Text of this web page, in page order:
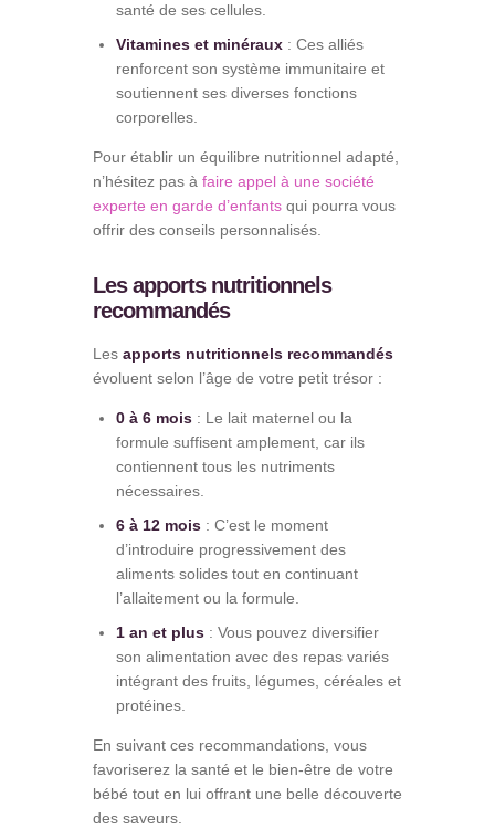
santé de ses cellules.
Vitamines et minéraux : Ces alliés
renforcent son système immunitaire et
soutiennent ses diverses fonctions
corporelles.
Pour établir un équilibre nutritionnel adapté,
n’hésitez pas à faire appel à une société
experte en garde d’enfants qui pourra vous
offrir des conseils personnalisés.
Les apports nutritionnels
recommandés
Les apports nutritionnels recommandés
évoluent selon l’âge de votre petit trésor :
0 à 6 mois : Le lait maternel ou la
formule suffisent amplement, car ils
contiennent tous les nutriments
nécessaires.
6 à 12 mois : C’est le moment
d’introduire progressivement des
aliments solides tout en continuant
l’allaitement ou la formule.
1 an et plus : Vous pouvez diversifier
son alimentation avec des repas variés
intégrant des fruits, légumes, céréales et
protéines.
En suivant ces recommandations, vous
favoriserez la santé et le bien-être de votre
bébé tout en lui offrant une belle découverte
des saveurs.